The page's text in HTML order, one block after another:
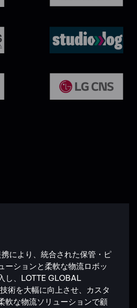
により、統合された保管・ピ
ーションと柔軟な物流ロボッ
し、LOTTE GLOBAL
術を大幅に向上させ、カスタ
軟な物流ソリューションで顧